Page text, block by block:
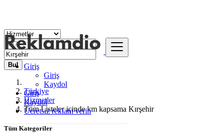
Giriş
Giriş
Kaydol
Giriş
Kaydol
Ücretsiz reklam verin
Bul
Türkiye
Hizmetler
Tüm Listeler içinde km kapsama Kırşehir
Tüm Kategoriler